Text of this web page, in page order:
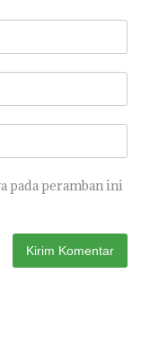
pada peramban ini